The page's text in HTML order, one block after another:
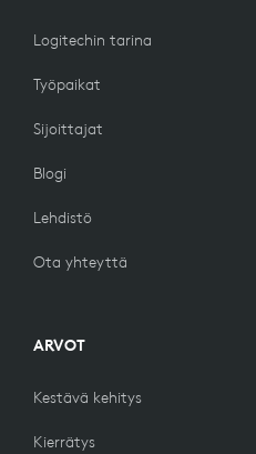
Logitechin tarina
Työpaikat
Sijoittajat
Blogi
Lehdistö
Ota yhteyttä
ARVOT
Kestävä kehitys
Kierrätys